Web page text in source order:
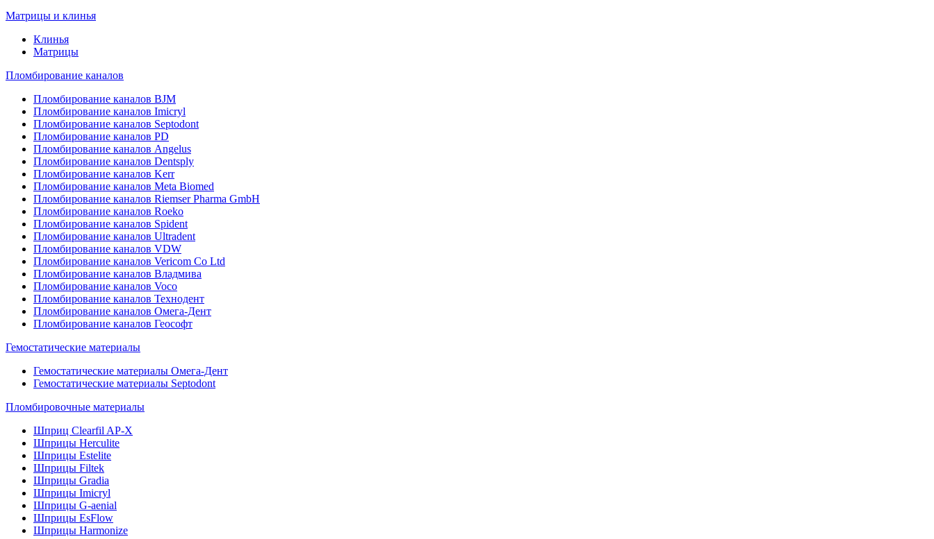
Матрицы и клинья
Клинья
Матрицы
Пломбирование каналов
Пломбирование каналов BJM
Пломбирование каналов Imicryl
Пломбирование каналов Septodont
Пломбирование каналов PD
Пломбирование каналов Angelus
Пломбирование каналов Dentsply
Пломбирование каналов Kerr
Пломбирование каналов Meta Biomed
Пломбирование каналов Riemser Pharma GmbH
Пломбирование каналов Roeko
Пломбирование каналов Spident
Пломбирование каналов Ultradent
Пломбирование каналов VDW
Пломбирование каналов Vericom Co Ltd
Пломбирование каналов Владмива
Пломбирование каналов Voco
Пломбирование каналов Технодент
Пломбирование каналов Омега-Дент
Пломбирование каналов Геософт
Гемостатические материалы
Гемостатические материалы Омега-Дент
Гемостатические материалы Septodont
Пломбировочные материалы
Шприц Clearfil AP-X
Шприцы Herculite
Шприцы Estelite
Шприцы Filtek
Шприцы Gradia
Шприцы Imicryl
Шприцы G-aenial
Шприцы EsFlow
Шприцы Harmonize